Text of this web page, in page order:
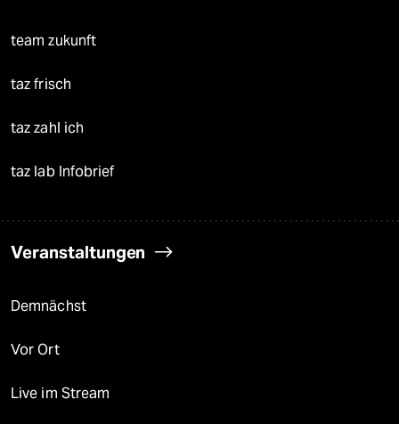
team zukunft
taz frisch
taz zahl ich
taz lab Infobrief
Veranstaltungen
Demnächst
Vor Ort
Live im Stream